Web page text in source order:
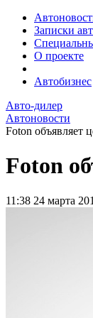
Записки
О проекте
Автобизнес
Авто-дилер
Автоновости
Foton объявляет
Foton
11:38 24 марта